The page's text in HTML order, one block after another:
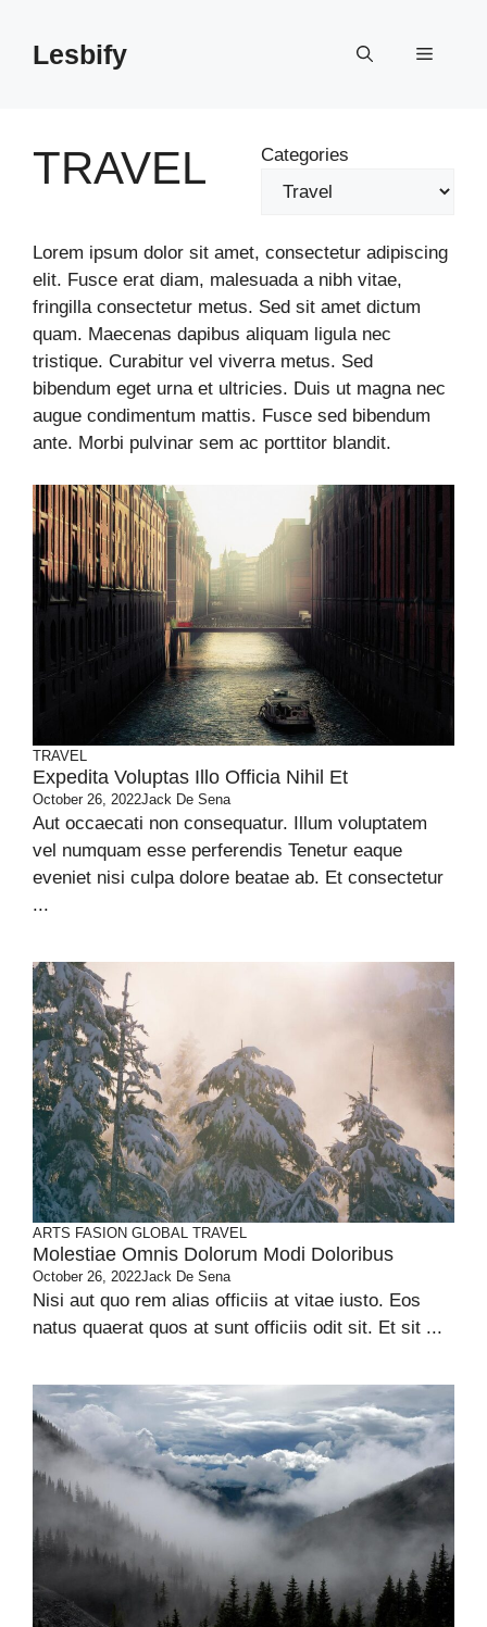
contentLesbify Menu
TRAVEL Categories
Lorem ipsum dolor sit amet, consectetur adipiscing
elit. Fusce erat diam, malesuada a nibh vitae,
fringilla consectetur metus. Sed sit amet dictum
quam. Maecenas dapibus aliquam ligula nec
tristique. Curabitur vel viverra metus. Sed
bibendum eget urna et ultricies. Duis ut magna nec
augue condimentum mattis. Fusce sed bibendum
ante. Morbi pulvinar sem ac porttitor blandit.
TRAVEL
Expedita Voluptas Illo Officia Nihil Et
October 26, 2022Jack De Sena
Aut occaecati non consequatur. Illum voluptatem
vel numquam esse perferendis Tenetur eaque
eveniet nisi culpa dolore beatae ab. Et consectetur
...
ARTS FASION GLOBAL TRAVEL
Molestiae Omnis Dolorum Modi Doloribus
October 26, 2022Jack De Sena
Nisi aut quo rem alias officiis at vitae iusto. Eos
natus quaerat quos at sunt officiis odit sit. Et sit ...